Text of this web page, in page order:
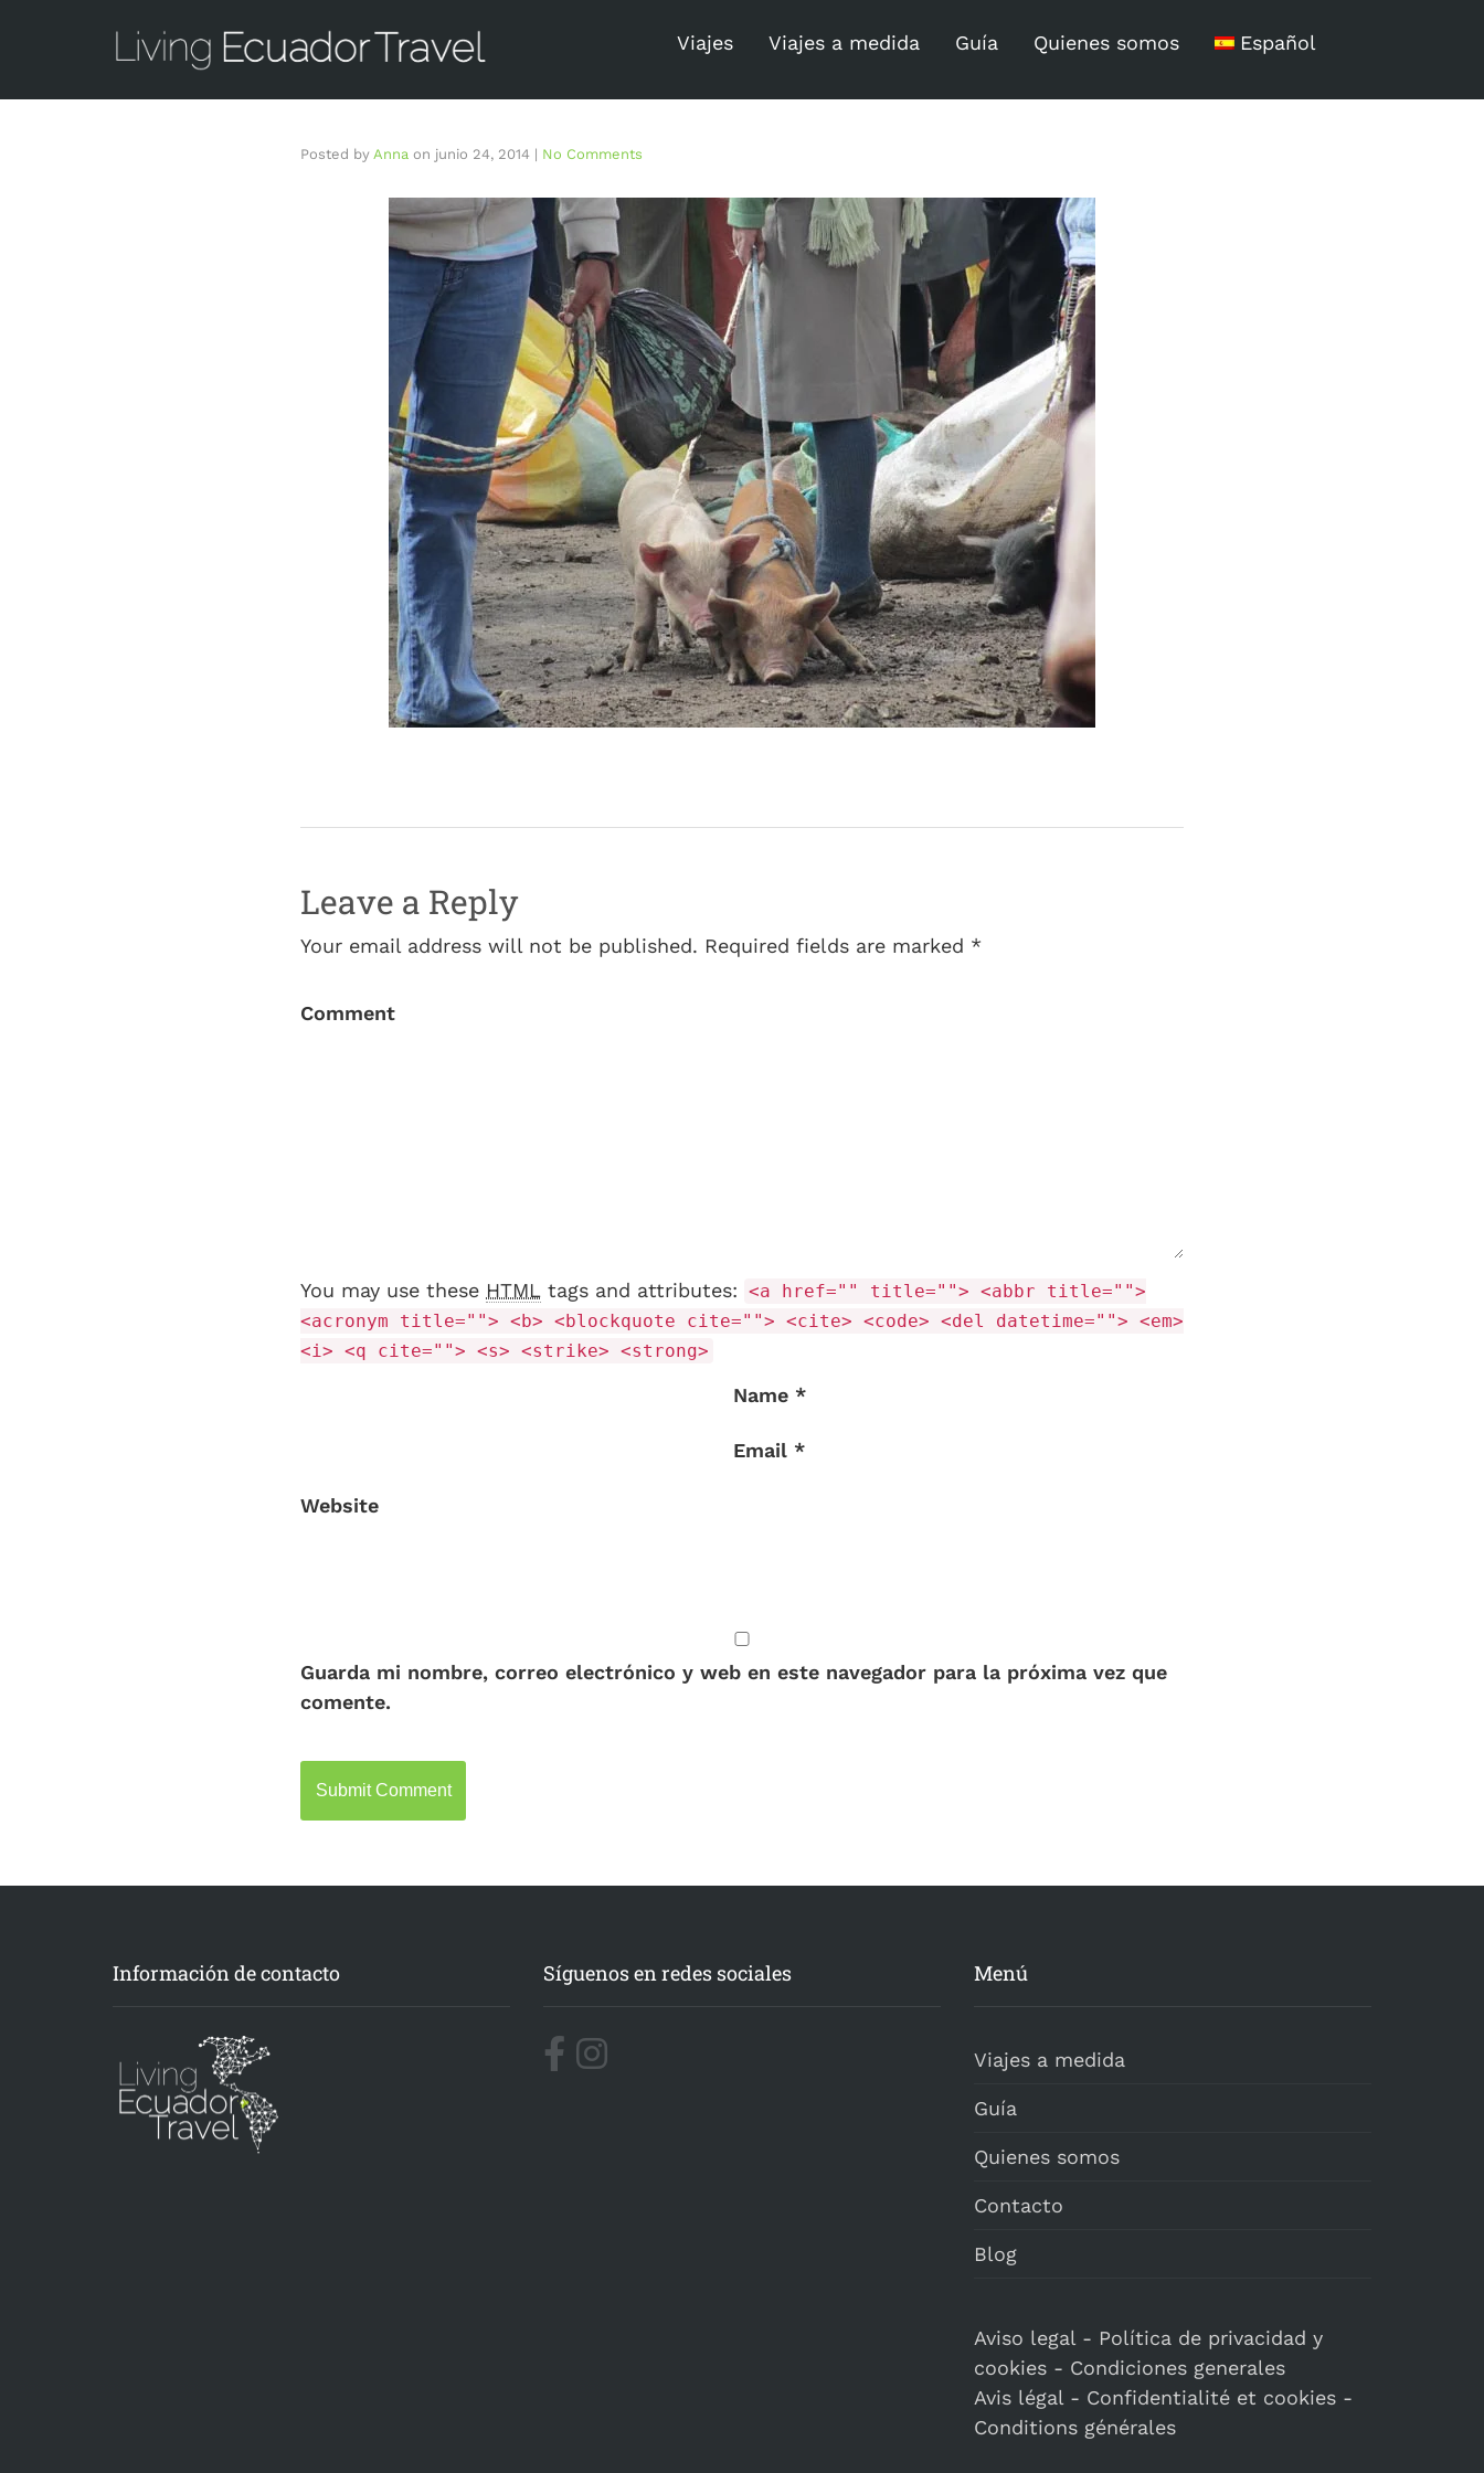
Viajes Viajes a medida Guía Quienes somos Español
Posted by Anna on junio 24, 2014 | No Comments
Leave a Reply
Your email address will not be published. Required fields are marked *
Comment
You may use these HTML tags and attributes: <a href="" title=""> <abbr title="">
<acronym title=""> <b> <blockquote cite=""> <cite> <code> <del datetime=""> <em>
<i> <q cite=""> <s> <strike> <strong>
Name *
Email *
Website
Guarda mi nombre, correo electrónico y web en este navegador para la próxima vez que
comente.
Información de contacto Síguenos en redes sociales Menú
Viajes a medida
Guía
Quienes somos
Contacto
Blog
Aviso legal - Política de privacidad y
cookies - Condiciones generales
Avis légal - Confidentialité et cookies -
Conditions générales